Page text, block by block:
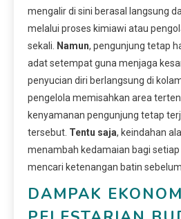
mengalir di sini berasal langsung
melalui proses kimiawi atau
sekali.
Namun, pengunjung tetap
adat setempat guna menjaga
penyucian diri berlangsung di
pengelola memisahkan area
kenyamanan pengunjung tetap
tersebut. Tentu saja, keindahan
menambah kedamaian bagi setiap
mencari ketenangan batin
DAMPAK